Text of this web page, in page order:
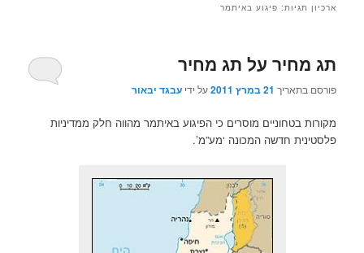
ארכיון תגיות: פיגוע באיתמר
תג מחיר על תג מחיר
פורסם בתאריך 21 במרץ 2011 על ידיעבגד יבאור
מקורות בטחוניים מוסרים כי הפיגוע באיתמר מהווה חלק ממדיניות
פלסטינית חדשה המכונה ‘מע”מ’.